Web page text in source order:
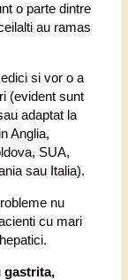
o parte dintre
au ramas
si vor o a
(evident sunt
adaptat la
Anglia,
SUA,
sau Italia).
nu
cu mari
gastrita,